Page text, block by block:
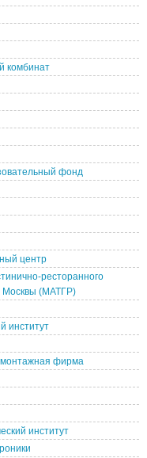
комбинат
фонд
центр
ресторанного
Москвы (МАТГР)
институт
монтажная фирма
институт